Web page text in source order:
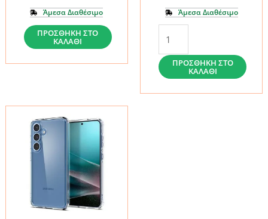
Άμεσα Διαθέσιμο
Θήκη
Samsung
Galaxy
Protect
FlexAir
Hybrid
Clear
ποσότητα
ΠΡΟΣΘΉΚΗ ΣΤΟ
ΚΑΛΆΘΙ
Άμεσα Διαθέσιμο
Samsung
Galaxy
S25
Spigen
ΠΡΟΣΘΉΚΗ ΣΤΟ
ΚΑΛΆΘΙ